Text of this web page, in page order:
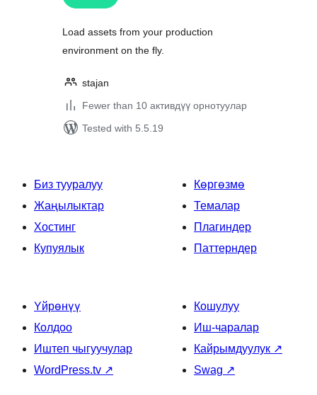
Load assets from your production
environment on the fly.
stajan
Fewer than 10 активдүү орнотуулар
Tested with 5.5.19
Биз тууралуу
Жаңылыктар
Хостинг
Купуялык
Көргөзмө
Темалар
Плагиндер
Паттерндер
Үйрөнүү
Колдоо
Иштеп чыгуучулар
WordPress.tv ↗
Кошулуу
Иш-чаралар
Кайрымдуулук ↗
Swag ↗